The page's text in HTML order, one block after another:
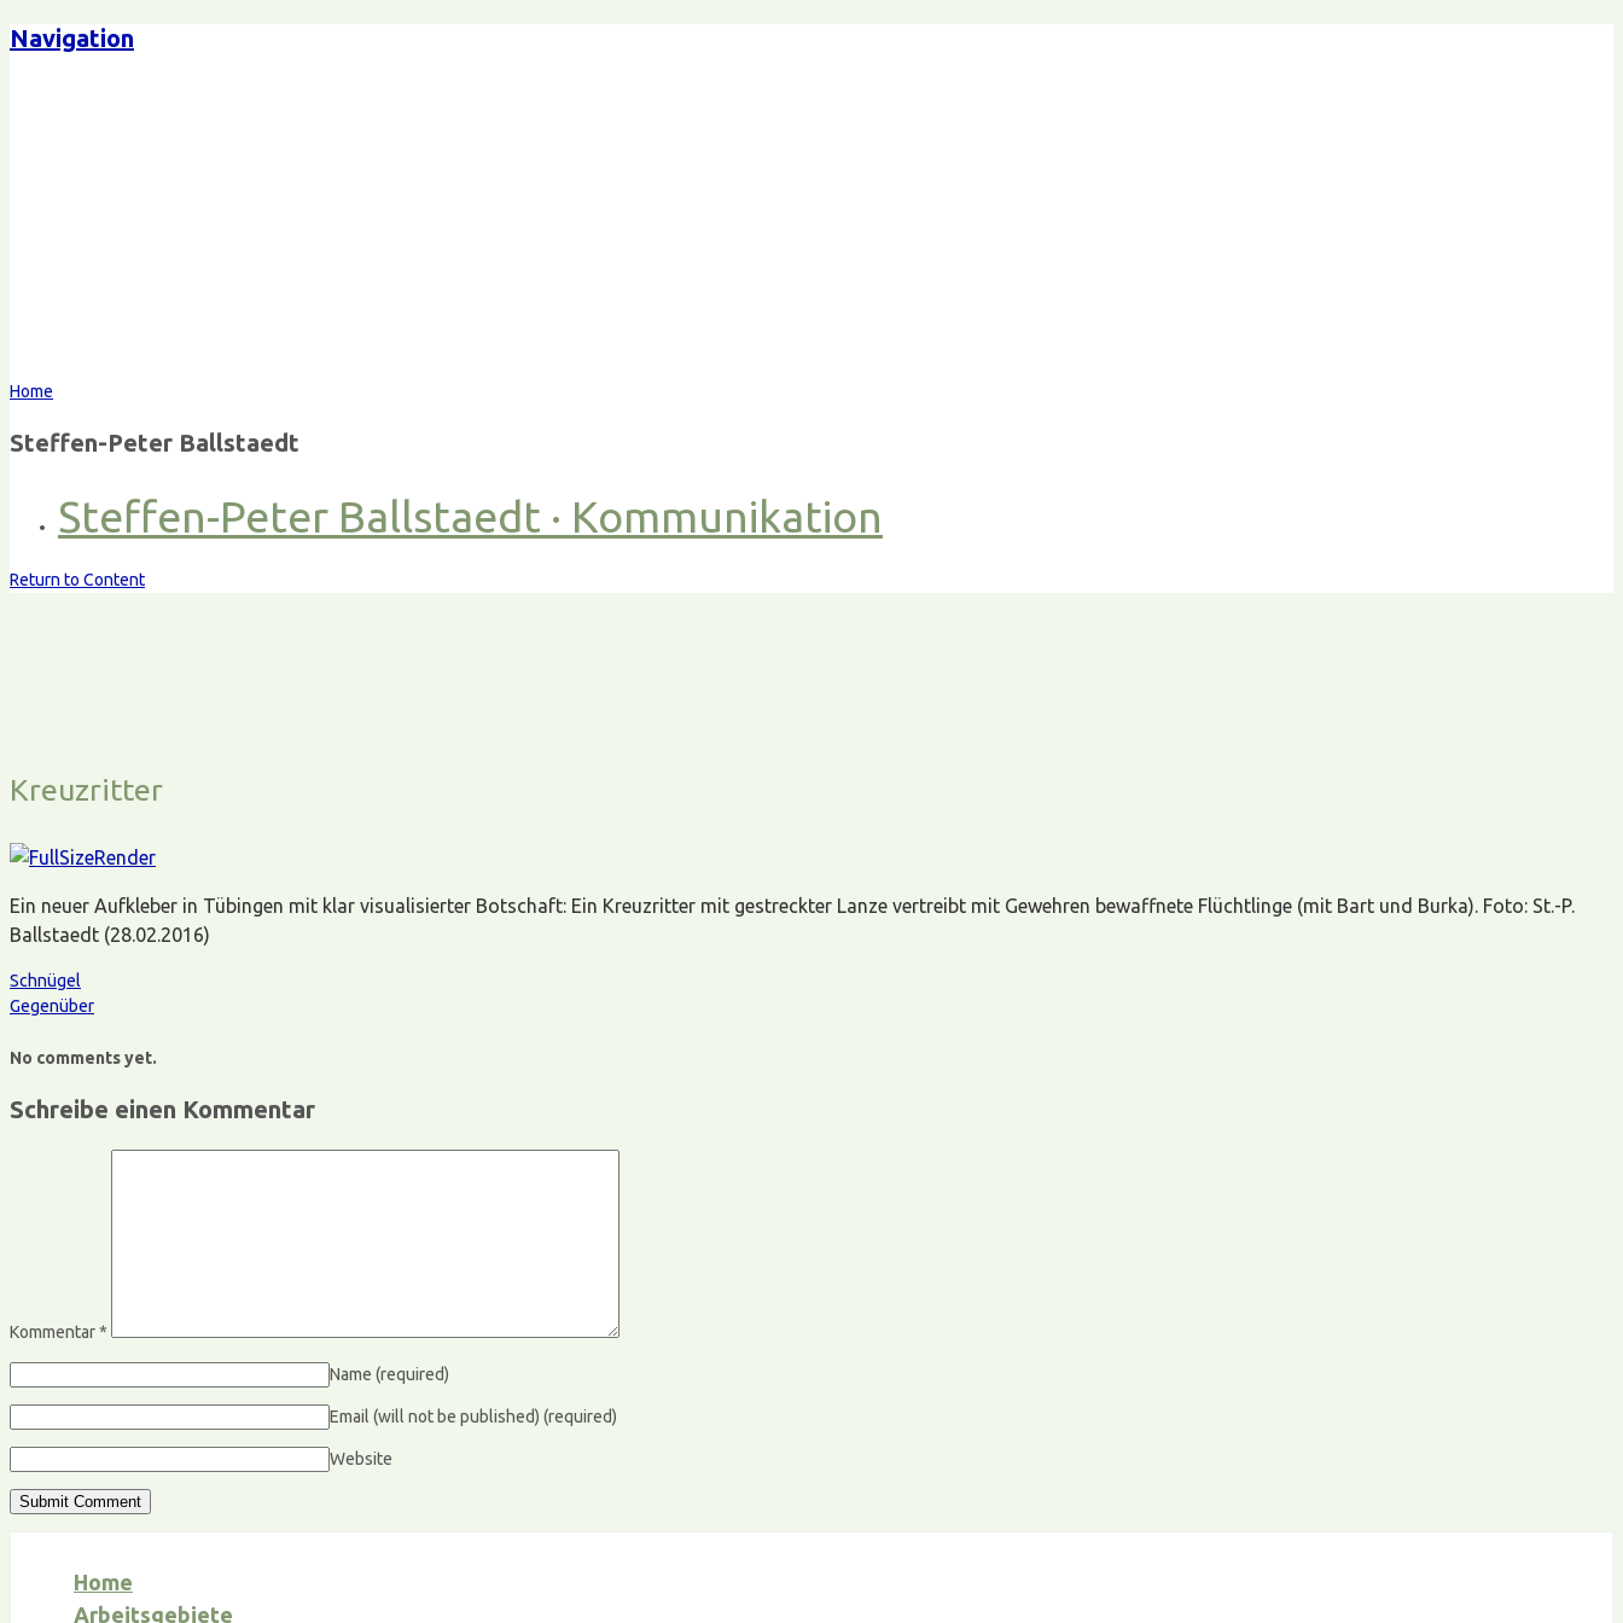
Navigation
Home
Steffen-Peter Ballstaedt
Steffen-Peter Ballstaedt · Kommunikation
Return to Content
Kreuzritter
Ein neuer Aufkleber in Tübingen mit klar visualisierter Botschaft: Ein Kreuzritter mit gestreckter Lanze vertreibt mit Gewehren bewaffnete Flüchtlinge (mit Bart und Burka). Foto: St.-P.
Ballstaedt (28.02.2016)
Schnügel
Gegenüber
No comments yet.
Schreibe einen Kommentar
Kommentar*
Name (required)
Email (will not be published) (required)
Website
Home
Arbeitsgebiete